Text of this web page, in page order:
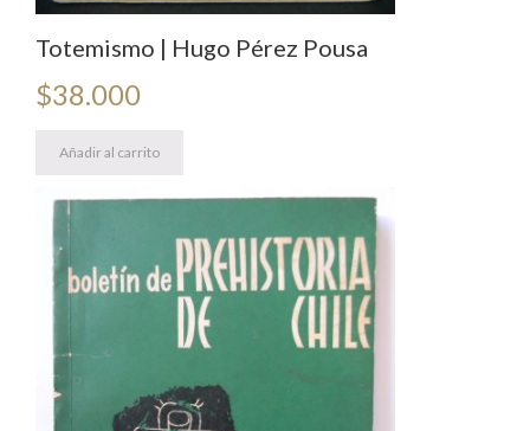
Totemismo | Hugo Pérez Pousa
$38.000
Añadir al carrito